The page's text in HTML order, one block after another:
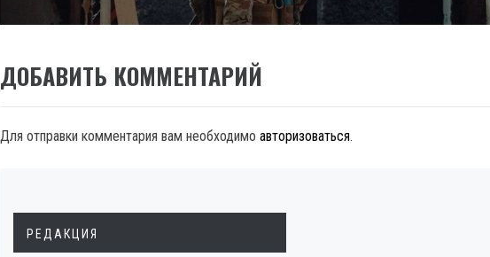
ДОБАВИТЬ КОММЕНТАРИЙ
Для отправки комментария вам необходимо авторизоваться.
РЕДАКЦИЯ